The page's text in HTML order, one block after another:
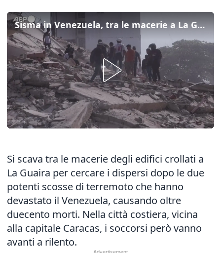
Sisma in Venezuela, tra le macerie a La Guaira
Si scava tra le macerie degli edifici crollati a
La Guaira per cercare i dispersi dopo le due
potenti scosse di terremoto che hanno
devastato il Venezuela, causando oltre
duecento morti. Nella città costiera, vicina
alla capitale Caracas, i soccorsi però vanno
avanti a rilento.